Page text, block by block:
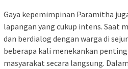
Gaya kepemimpinan Paramitha
lapangan yang cukup intens. Saat
dan berdialog dengan warga di
beberapa kali menekankan
masyarakat secara langsung.